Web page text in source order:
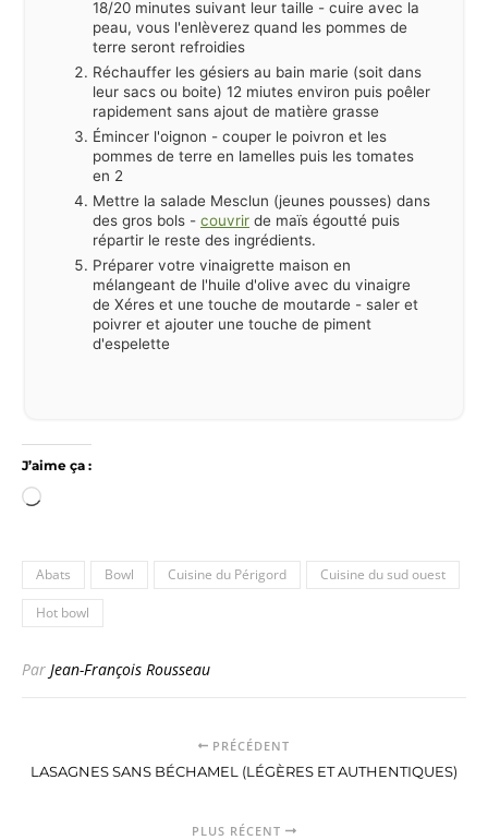
18/20 minutes suivant leur taille - cuire avec la
peau, vous l'enlèverez quand les pommes de
terre seront refroidies
Réchauffer les gésiers au bain marie (soit dans
leur sacs ou boite) 12 miutes environ puis poêler
rapidement sans ajout de matière grasse
Émincer l'oignon - couper le poivron et les
pommes de terre en lamelles puis les tomates
en 2
Mettre la salade Mesclun (jeunes pousses) dans
des gros bols - couvrir de maïs égoutté puis
répartir le reste des ingrédients.
Préparer votre vinaigrette maison en
mélangeant de l'huile d'olive avec du vinaigre
de Xéres et une touche de moutarde - saler et
poivrer et ajouter une touche de piment
d'espelette
J’aime ça :
Chargement…
Abats Bowl Cuisine du Périgord Cuisine du sud ouest
Hot bowl
Par Jean-François Rousseau
PRÉCÉDENT
LASAGNES SANS BÉCHAMEL (LÉGÈRES ET AUTHENTIQUES)
PLUS RÉCENT